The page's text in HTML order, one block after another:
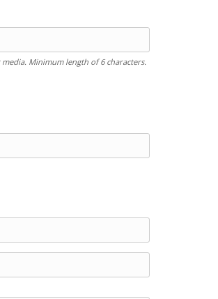
Minimum length of 6 characters.